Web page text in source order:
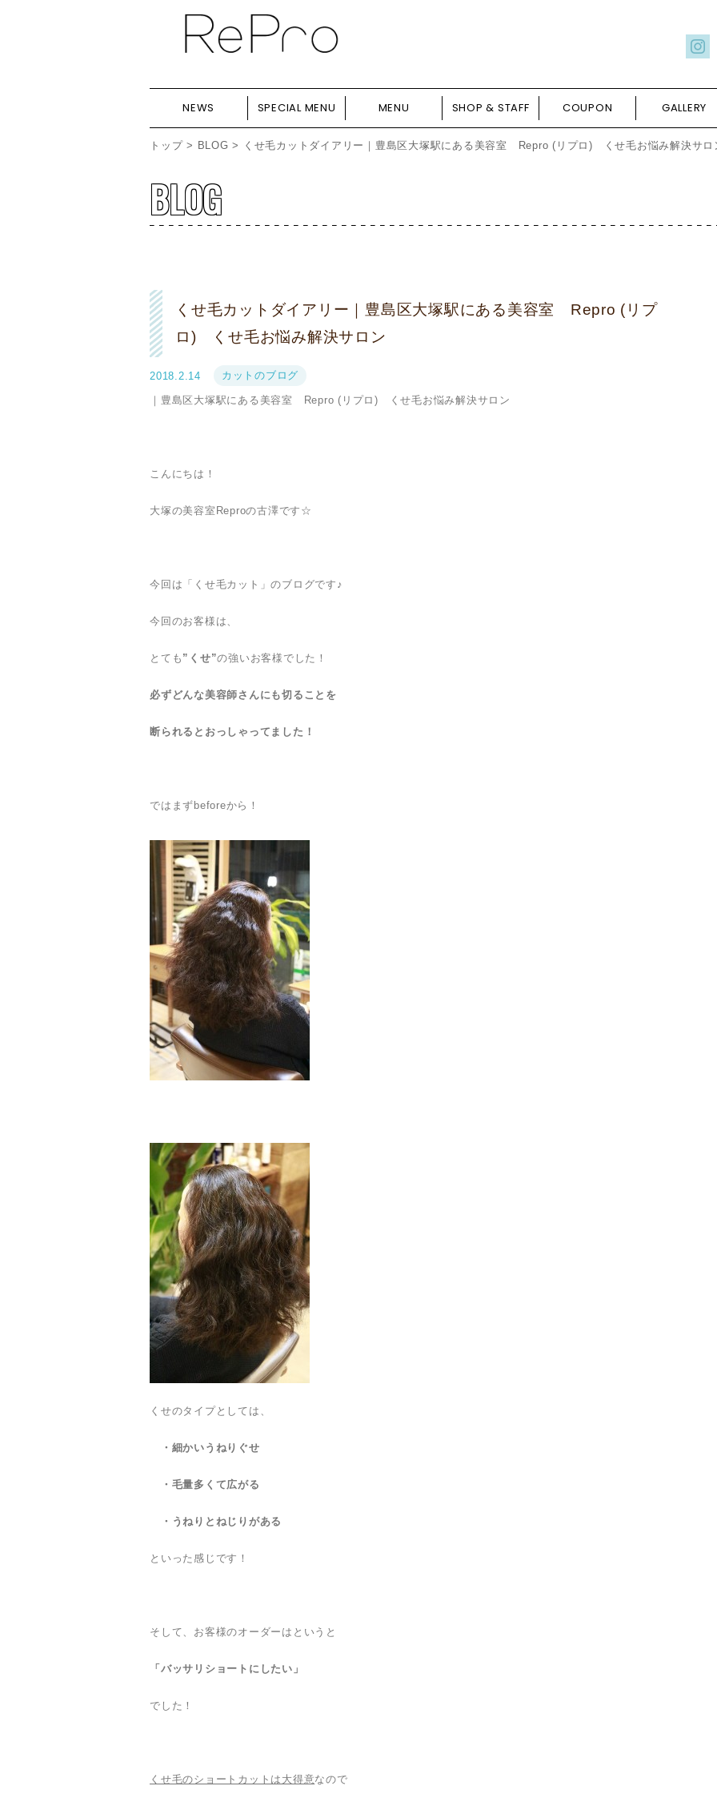
NEWS SPECIAL MENU MENU SHOP & STAFF COUPON GALLERY
トップ> BLOG > くせ毛カットダイアリー｜豊島区大塚駅にある美容室 Repro (リプロ) くせ毛お悩み解決サロ
BLOG
くせ毛カットダイアリー｜豊島区大塚駅にある美容室 Repro (リプ
ロ) くせ毛お悩み解決サロン
2018.2.14 カットのブログ
｜豊島区大塚駅にある美容室 Repro (リプロ) くせ毛お悩み解決サロン
こんにちは！
大塚の美容室Reproの古澤です☆
今回は「くせ毛カット」のブログです♪
今回のお客様は、
とても ”くせ”の強いお客様でした！
必ずどんな美容師さんにも切ることを
断られるとおっしゃってました！
ではまずbeforeから！
くせのタイプとしては、
・細かいうねりぐせ
・毛量多くて広がる
・うねりとねじりがある
といった感じです！
そして、お客様のオーダーはというと
「バッサリショートにしたい」
でした！
くせ毛のショートカットは大得意なので